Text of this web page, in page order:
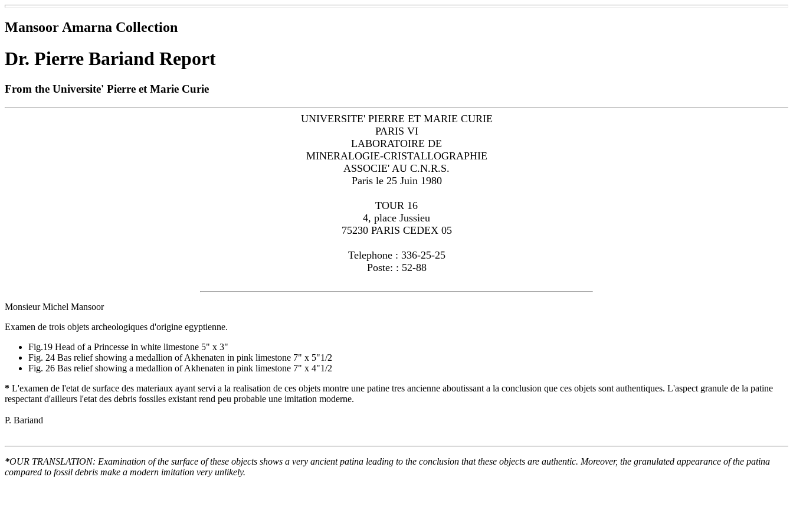
Mansoor Amarna Collection
Dr. Pierre Bariand Report
From the Universite' Pierre et Marie Curie
UNIVERSITE' PIERRE ET MARIE CURIE
PARIS VI
LABORATOIRE DE
MINERALOGIE-CRISTALLOGRAPHIE
ASSOCIE' AU C.N.R.S.
Paris le 25 Juin 1980
TOUR 16
4, place Jussieu
75230 PARIS CEDEX 05
Telephone : 336-25-25
Poste: : 52-88
Monsieur Michel Mansoor
Examen de trois objets archeologiques d'origine egyptienne.
Fig.19 Head of a Princesse in white limestone 5" x 3"
Fig. 24 Bas relief showing a medallion of Akhenaten in pink limestone 7" x 5"1/2
Fig. 26 Bas relief showing a medallion of Akhenaten in pink limestone 7" x 4"1/2
* L'examen de l'etat de surface des materiaux ayant servi a la realisation de ces objets montre une patine tres ancienne aboutissant a la conclusion que ces objets sont authentiques. L'aspect granule de la patine
respectant d'ailleurs l'etat des debris fossiles existant rend peu probable une imitation moderne.
P. Bariand
*OUR TRANSLATION: Examination of the surface of these objects shows a very ancient patina leading to the conclusion that these objects are authentic. Moreover, the granulated appearance of the patina
compared to fossil debris make a modern imitation very unlikely.